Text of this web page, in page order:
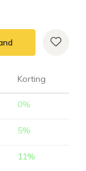
Korting
0%
5%
11%